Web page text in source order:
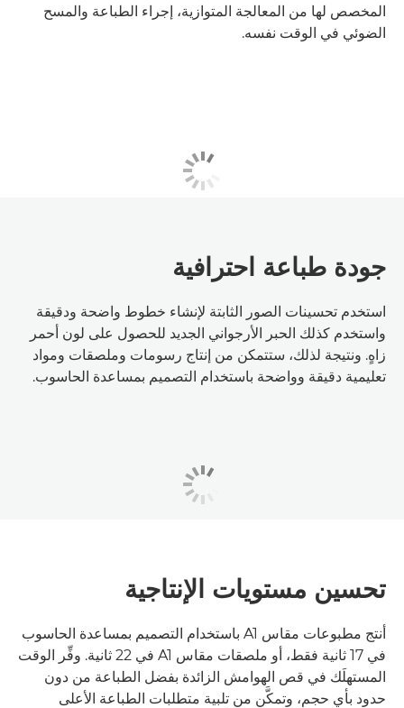
المخصص لها من المعالجة المتوازية، إجراء الطباعة والمسح
الضوئي في الوقت نفسه.
جودة طباعة احترافية
استخدم تحسينات الصور الثابتة لإنشاء خطوط واضحة ودقيقة
واستخدم كذلك الحبر الأرجواني الجديد للحصول على لون أحمر
زاهٍ. ونتيجة لذلك، ستتمكن من إنتاج رسومات وملصقات ومواد
تعليمية دقيقة وواضحة باستخدام التصميم بمساعدة الحاسوب.
تحسين مستويات الإنتاجية
أنتج مطبوعات مقاس A1 باستخدام التصميم بمساعدة الحاسوب
في 17 ثانية فقط، أو ملصقات مقاس A1 في 22 ثانية. وفِّر الوقت
المستهلَك في قص الهوامش الزائدة بفضل الطباعة من دون
حدود بأي حجم، وتمكَّن من تلبية متطلبات الطباعة الأعلى